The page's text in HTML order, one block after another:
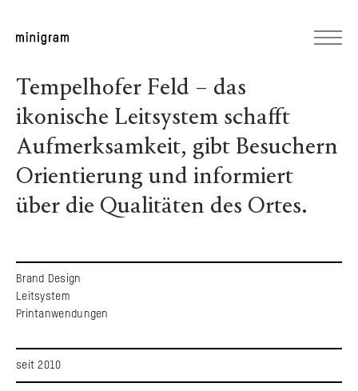
Tempelhofer Feld – das
ikonische Leitsystem schafft
Aufmerksamkeit, gibt Besuchern
Orientierung und informiert
über die Qualitäten des Ortes.
Brand Design
Leitsystem
Printanwendungen
seit 2010